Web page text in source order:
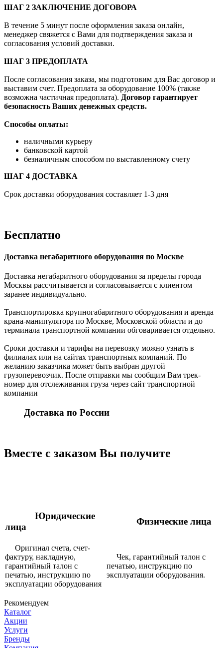
ШАГ 2 ЗАКЛЮЧЕНИЕ ДОГОВОРА
В течение 5 минут после оформления заказа онлайн,
менеджер свяжется с Вами для подтверждения заказа и
согласования условий доставки.
ШАГ 3 ПРЕДОПЛАТА
После согласования заказа, мы подготовим для Вас договор и
выставим счет. Предоплата за оборудование 100% (также
возможна частичная предоплата). Договор гарантирует
безопасность Ваших денежных средств.
Способы оплаты:
наличными курьеру
банковской картой
безналичным способом по выставленному счету
ШАГ 4 ДОСТАВКА
Срок доставки оборудования составляет 1-3 дня
Бесплатно
Доставка негабаритного оборудования по Москве
Доставка негабаритного оборудования за пределы города
Москвы рассчитывается и согласовывается с клиентом
заранее индивидуально.
Транспортировка крупногабаритного оборудования и аренда
крана-манипулятора по Москве, Московской области и до
терминала транспортной компании обговаривается отдельно.
Сроки доставки и тарифы на перевозку можно узнать в
филиалах или на сайтах транспортных компаний. По
желанию заказчика может быть выбран другой
грузоперевозчик. После отправки мы сообщим Вам трек-
номер для отслеживания груза через сайт транспортной
компании
Доставка по России
Вместе с заказом Вы получите
Юридические
лица
Физические лица
Оригинал счета, счет-
фактуру, накладную,
гарантийный талон с
печатью, инструкцию по
эксплуатации оборудования
Чек, гарантийный талон с
печатью, инструкцию по
эксплуатации оборудования.
Рекомендуем
Каталог
Акции
Услуги
Бренды